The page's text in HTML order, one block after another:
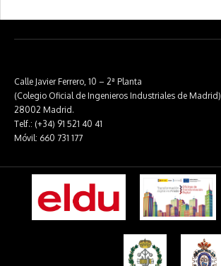
Calle Javier Ferrero, 10 – 2ª Planta
(Colegio Oficial de Ingenieros Industriales de Madrid)
28002 Madrid.
Telf.: (+34) 91 521 40 41
Móvil: 660 731 177